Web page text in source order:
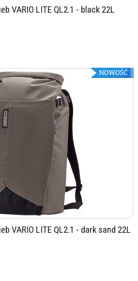
VARIO LITE QL2.1 - black 22L
VARIO LITE QL2.1 - dark sand 22L